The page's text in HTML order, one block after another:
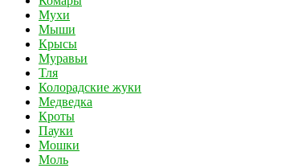
Мухи
Мыши
Крысы
Муравьи
Тля
Колорадские жуки
Медведка
Кроты
Пауки
Мошки
Моль